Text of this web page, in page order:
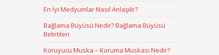
En İyi Medyumlar Nasıl Anlaşılır?
Bağlama Büyüsü Nedir? Bağlama Büyüsü
Belirtileri
Koruyucu Muska – Koruma Muskası Nedir?